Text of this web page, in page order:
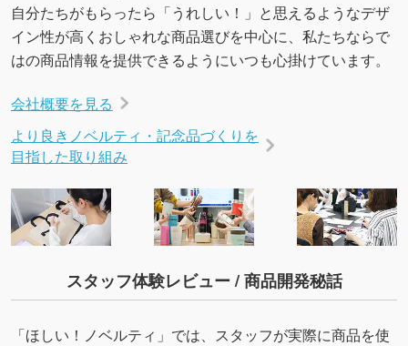
自分たちがもらったら「うれしい！」と思えるようなデザ
イン性が高くおしゃれな商品選びを中心に、私たちならで
はの商品情報を提供できるようにいつも心掛けています。
会社概要を見る
より良きノベルティ・記念品づくりを
目指した取り組み
スタッフ体験レビュー / 商品開発秘話
「ほしい！ノベルティ」では、スタッフが実際に商品を使